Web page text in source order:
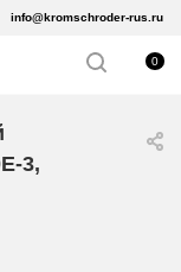
info@kromschroder-rus.ru
0
3,